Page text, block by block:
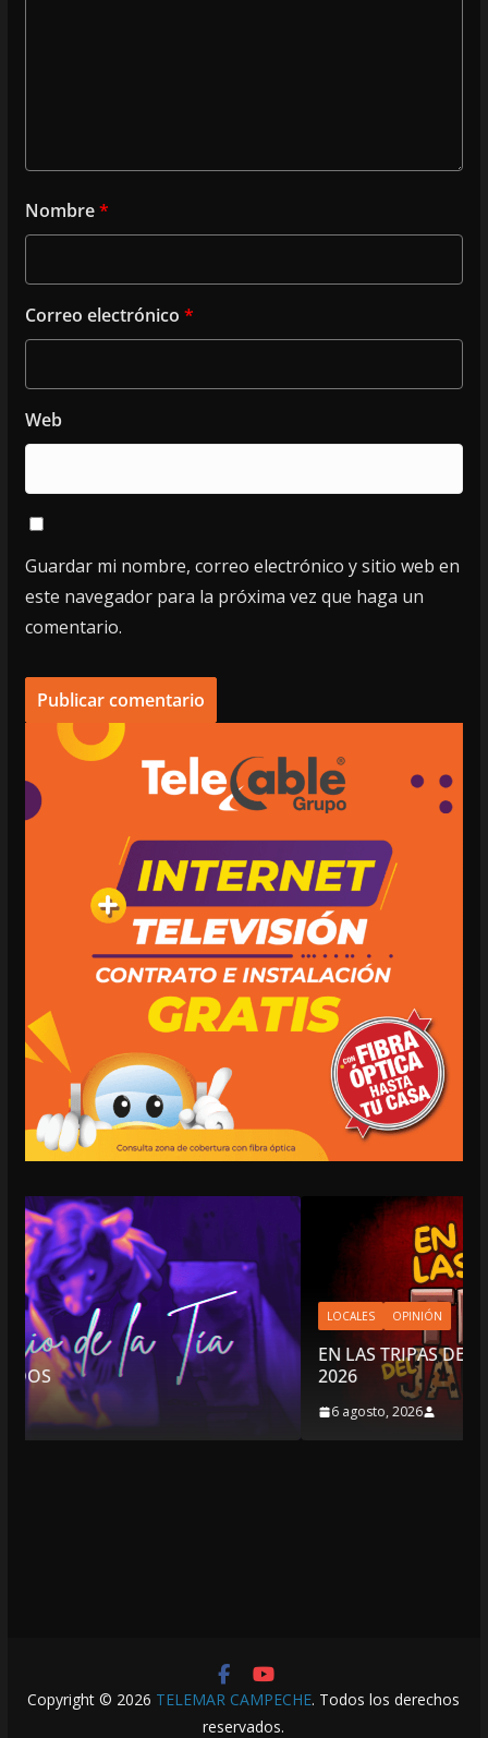
Nombre*
Correo electrónico *
Web
Guardar mi nombre, correo electrónico y sitio web en
este navegador para la próxima vez que haga un
comentario.
LOCALES OPINIÓN
EN LAS TRIPAS DEL JAGUAR: 06 DE AGOSTO DE
2026
6 agosto, 2026
Copyright © 2026 TELEMAR CAMPECHE. Todos los derechos
reservados.